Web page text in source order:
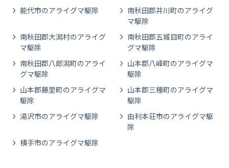
能代市のアライグマ駆除
南秋田郡井川町のアライグ
マ駆除
南秋田郡大潟村のアライグ
マ駆除
南秋田郡五城目町のアライ
グマ駆除
南秋田郡八郎潟町のアライ
グマ駆除
山本郡八峰町のアライグマ
駆除
山本郡藤里町のアライグマ
駆除
山本郡三種町のアライグマ
駆除
湯沢市のアライグマ駆除
由利本荘市のアライグマ駆
除
横手市のアライグマ駆除